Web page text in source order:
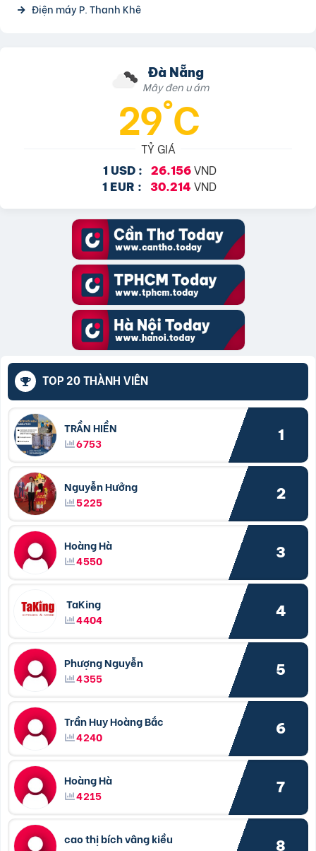
Điện máy P. Thanh Khê
Đà Nẵng
Mây đen u ám
29°C
TỶ GIÁ
1 USD : 26.156VND
1 EUR : 30.214 VND
TOP 20 THÀNH VIÊN
TRẦN HIỀN
6753
1
Nguyễn Hưởng
5225
2
Hoàng Hà
4550
3
TaKing
4404
4
Phượng Nguyễn
4355
5
Trần Huy Hoàng Bắc
4240
6
Hoàng Hà
4215
7
cao thị bích vâng kiều
8